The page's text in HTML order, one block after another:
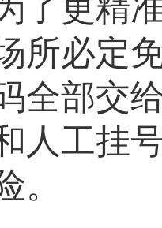
了更精
所必定
全部交
人工挂
。